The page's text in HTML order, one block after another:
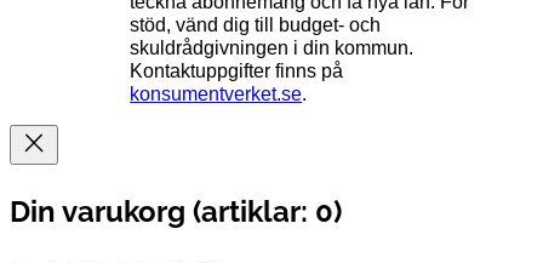
stöd, vänd dig till budget- och
skuldrådgivningen i din kommun.
Kontaktuppgifter finns på
konsumentverket.se.
Din varukorg (artiklar: 0)